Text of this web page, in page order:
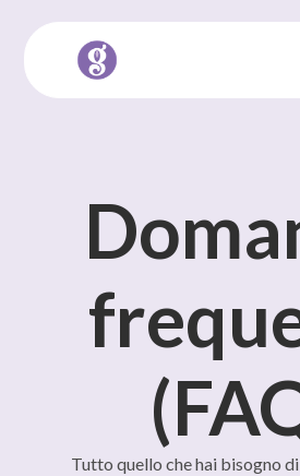
Tutto quello che hai bisogno di